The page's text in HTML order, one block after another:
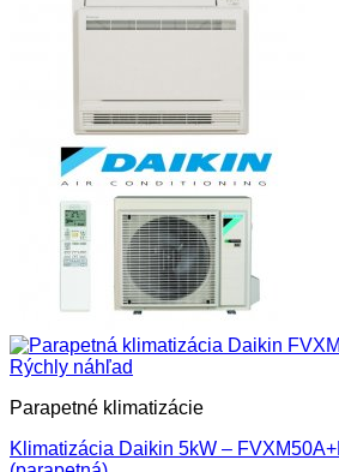
Rýchly náhľad
Parapetné klimatizácie
Klimatizácia Daikin 5kW –